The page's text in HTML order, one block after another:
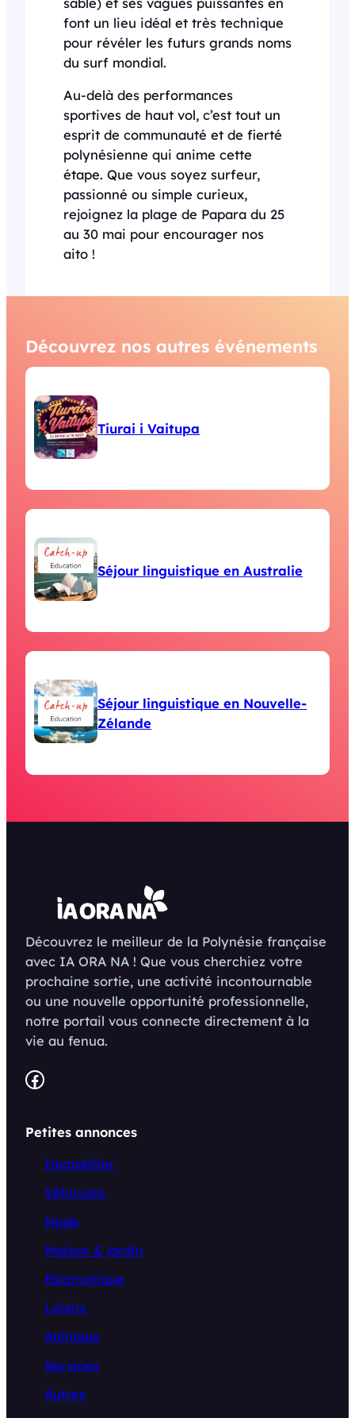
font un lieu idéal et très technique
pour révéler les futurs grands noms
du surf mondial.
Au-delà des performances
sportives de haut vol, c’est tout un
esprit de communauté et de fierté
polynésienne qui anime cette
étape. Que vous soyez surfeur,
passionné ou simple curieux,
rejoignez la plage de Papara du 25
au 30 mai pour encourager nos
aito !
Découvrez nos autres événements
Tiurai i Vaitupa
Séjour linguistique en Australie
Séjour linguistique en Nouvelle-
Zélande
Découvrez le meilleur de la Polynésie française
avec IA ORA NA ! Que vous cherchiez votre
prochaine sortie, une activité incontournable
ou une nouvelle opportunité professionnelle,
notre portail vous connecte directement à la
vie au fenua.
Facebook
Petites annonces
Immobilier
Véhicules
Mode
Maison & jardin
Electronique
Loisirs
Animaux
Services
Autres